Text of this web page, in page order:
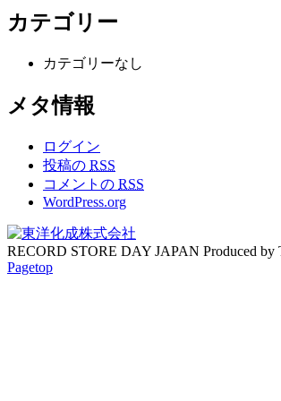
カテゴリー
カテゴリーなし
メタ情報
ログイン
投稿の RSS
コメントの RSS
WordPress.org
RECORD STORE DAY JAPAN Produced
Pagetop